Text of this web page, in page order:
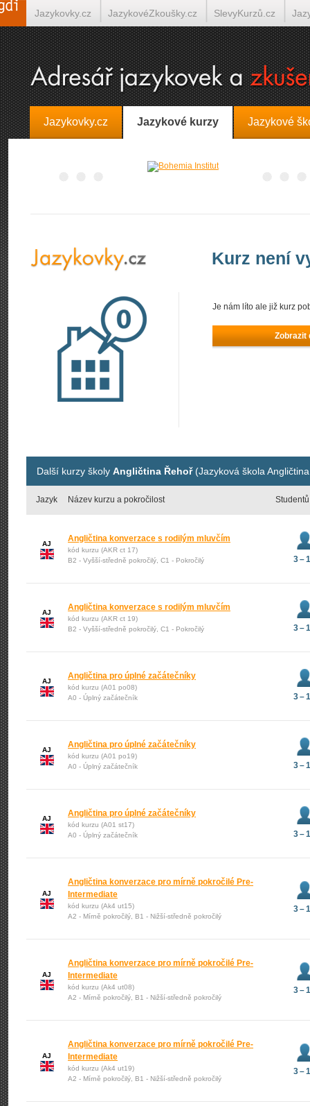
Jazykovky.cz Jazykové kurzy Jazykové
Kurz není
Je nám líto ale již kurz
Zobrazit
Další kurzy školy Angličtina Řehoř(Jazyková škola
Jazyk Název kurzu a pokročilost Studentů
AJ
Angličtina konverzace s rodilým mluvčím
kód kurzu (AKR ct 17)
B2 - Vyšší-středně pokročilý, C1 - Pokročilý
3 –
AJ
Angličtina konverzace s rodilým mluvčím
kód kurzu (AKR ct 19)
B2 - Vyšší-středně pokročilý, C1 - Pokročilý
3 –
AJ
Angličtina pro úplné začátečníky
kód kurzu (A01 po08)
A0 - Úplný začátečník
3 –
AJ
Angličtina pro úplné začátečníky
kód kurzu (A01 po19)
A0 - Úplný začátečník
3 –
AJ
Angličtina pro úplné začátečníky
kód kurzu (A01 st17)
A0 - Úplný začátečník
3 –
AJ
Angličtina konverzace pro mírně pokročilé Pre-
Intermediate
kód kurzu (Ak4 ut15)
A2 - Mírně pokročilý, B1 - Nižší-středně pokročilý
3 –
AJ
Angličtina konverzace pro mírně pokročilé Pre-
Intermediate
kód kurzu (Ak4 ut08)
A2 - Mírně pokročilý, B1 - Nižší-středně pokročilý
3 –
AJ
Angličtina konverzace pro mírně pokročilé Pre-
Intermediate
kód kurzu (Ak4 ut19)
A2 - Mírně pokročilý, B1 - Nižší-středně pokročilý
3 –
Jazykovky.cz JazykovéZkoušky.cz SlevyKurzů.cz
Španělština on-line Italština on-line Tlumočení-